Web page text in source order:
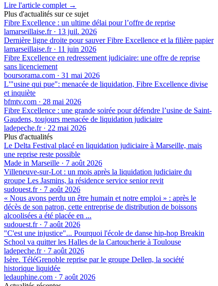
Lire l'article complet →
Plus d'actualités sur ce sujet
Fibre Excellence : un ultime délai pour l’offre de reprise
lamarseillaise.fr· 13 juil. 2026
Dernière ligne droite pour sauver Fibre Excellence et la filière papier
lamarseillaise.fr· 11 juin 2026
Fibre Excellence en redressement judiciaire: une offre de reprise
sans licenciement
boursorama.com · 31 mai 2026
L'"usine qui pue": menacée de liquidation, Fibre Excellence divise
et inquiète
bfmtv.com · 28 mai 2026
Fibre Excellence : une grande soirée pour défendre l’usine de Saint-
Gaudens, toujours menacée de liquidation judiciaire
ladepeche.fr· 22 mai 2026
Plus d'actualités
Le Delta Festival placé en liquidation judiciaire à Marseille, mais
une reprise reste possible
Made in Marseille · 7 août 2026
Villeneuve-sur-Lot : un mois après la liquidation judiciaire du
groupe Les Jasmins, la résidence service senior revit
sudouest.fr· 7 août 2026
« Nous avons perdu un être humain et notre emploi » : après le
décès de son patron, cette entreprise de distribution de boissons
alcoolisées a été placée en ...
sudouest.fr· 7 août 2026
"C'est une injustice"... Pourquoi l'école de danse hip-hop Breakin
School va quitter les Halles de la Cartoucherie à Toulouse
ladepeche.fr· 7 août 2026
Isère. TéléGrenoble reprise par le groupe Dellen, la société
historique liquidée
ledauphine.com · 7 août 2026